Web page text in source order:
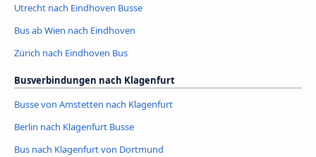
Utrecht nach Eindhoven Busse
Bus ab Wien nach Eindhoven
Zürich nach Eindhoven Bus
Busverbindungen nach Klagenfurt
Busse von Amstetten nach Klagenfurt
Berlin nach Klagenfurt Busse
Bus nach Klagenfurt von Dortmund